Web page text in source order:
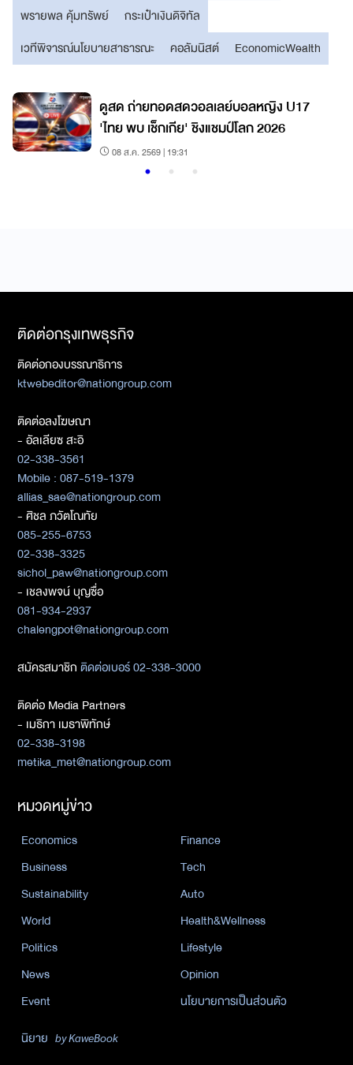
พรายพล คุ้มทรัพย์
กระเป๋าเงินดิจิทัล
เวทีพิจารณ์นโยบายสาธารณะ
คอลัมนิสต์ EconomicWealth
ดูสด ถ่ายทอดสดวอลเลย์บอลหญิง U17
'ไทย พบ เช็กเกีย' ชิงแชมป์โลก 2026
08 ส.ค. 2569 | 19:31
ติดต่อกรุงเทพธุรกิจ
ติดต่อกองบรรณาธิการ
ktwebeditor@nationgroup.com
ติดต่อลงโฆษณา
- อัลเลียซ สะอิ
02-338-3561
Mobile : 087-519-1379
allias_sae@nationgroup.com
- ศิชล ภวัตโณทัย
085-255-6753
02-338-3325
sichol_paw@nationgroup.com
- เชลงพจน์ บุญซื่อ
081-934-2937
chalengpot@nationgroup.com
สมัครสมาชิกติดต่อเบอร์ 02-338-3000
ติดต่อ Media Partners
- เมธิกา เมธาพิทักษ์
02-338-3198
metika_met@nationgroup.com
หมวดหมู่ข่าว
Economics
Finance
Business
Tech
Sustainability
Auto
World
Health&Wellness
Politics
Lifestyle
News
Opinion
Event
นโยบายการเป็นส่วนตัว
นิยาย by KaweBook